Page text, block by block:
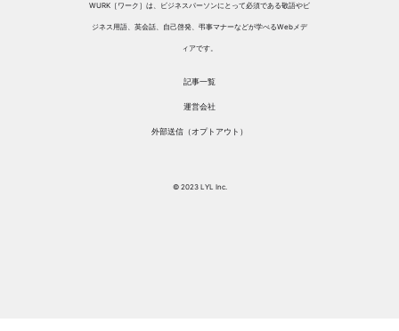
WURK［ワーク］は、ビジネスパーソンにとって必須である敬語やビ
ジネス用語、英会話、自己啓発、弔事マナーなどが学べるWebメデ
ィアです。
記事一覧
運営会社
外部送信（オプトアウト）
© 2023 LYL Inc.